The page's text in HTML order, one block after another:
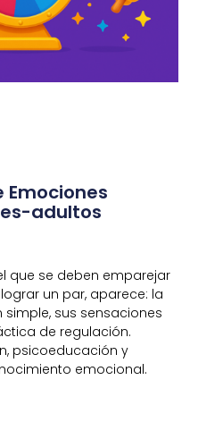
adultos
que se deben emparejar
un par, aparece: la
sus sensaciones
de regulación.
psicoeducación y
emocional.